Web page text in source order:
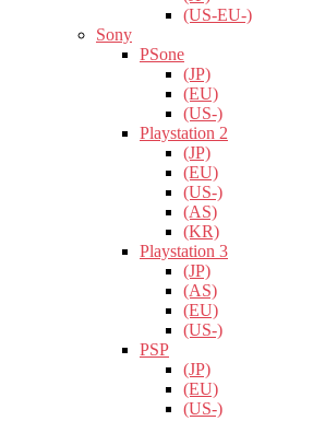
(US-EU-)
Sony
PSone
(JP)
(EU)
(US-)
Playstation 2
(JP)
(EU)
(US-)
(AS)
(KR)
Playstation 3
(JP)
(AS)
(EU)
(US-)
PSP
(JP)
(EU)
(US-)